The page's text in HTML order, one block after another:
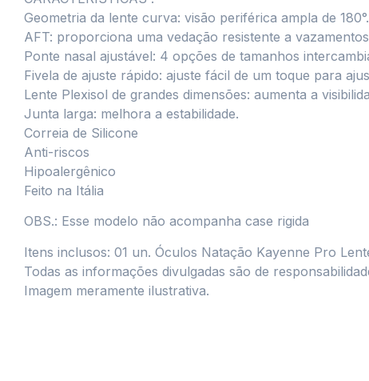
Geometria da lente curva: visão periférica ampla de 180°.
AFT: proporciona uma vedação resistente a
Ponte nasal ajustável: 4 opções de tamanhos
Fivela de ajuste rápido: ajuste fácil de um toque para
Lente Plexisol de grandes dimensões: aumenta a
Junta larga: melhora a estabilidade.
Correia de Silicone
Anti-riscos
Hipoalergênico
Feito na Itália
OBS.: Esse modelo não acompanha case rigida
Itens inclusos: 01 un. Óculos Natação Kayenne Pro
Todas as informações divulgadas são de
Imagem meramente ilustrativa.